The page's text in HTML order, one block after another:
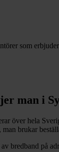
som
man i
över hela
brukar
bredband på